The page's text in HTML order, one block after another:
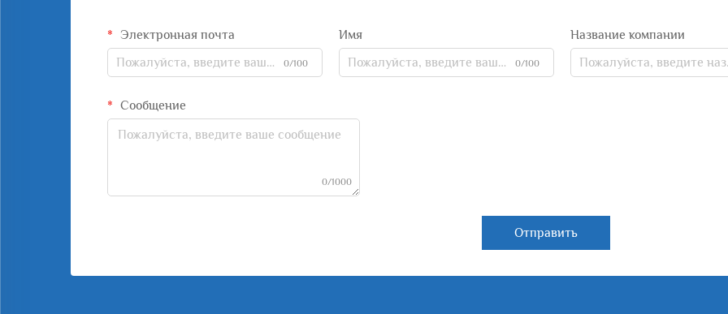
Электронная почта
0/100
Имя
0/100
Название компании
Сообщение
0/1000
Отправить